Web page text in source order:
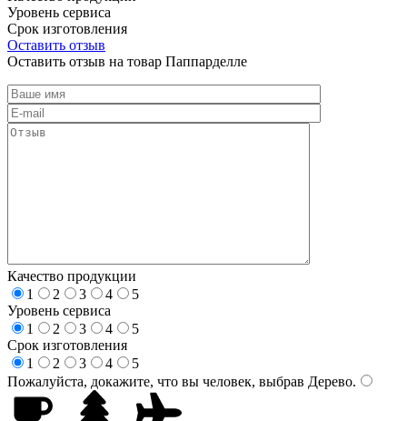
Уровень сервиса
Срок изготовления
Оставить отзыв
Оставить отзыв на товар Паппарделле
Качество продукции
1
2 3 4
5
Уровень сервиса
1
2 3 4
5
Срок изготовления
1
2 3 4
5
Пожалуйста, докажите, что вы человек, выбрав Дерево.